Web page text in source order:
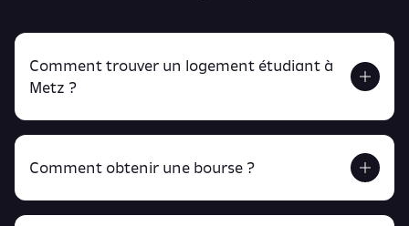
Comment trouver un logement étudiant à
Metz ?
Retrouve tout ça en cliquant ici !
Comment obtenir une bourse ?